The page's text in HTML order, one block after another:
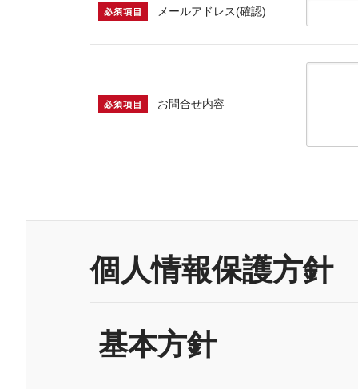
メールアドレス(確認)
お問合せ内容
個人情報保護方針
基本方針